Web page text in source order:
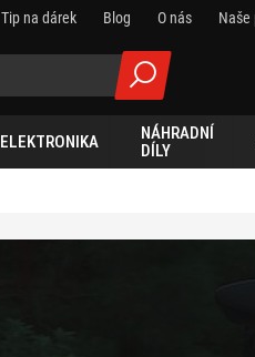
Tip na dárek Blog O nás Naše
ELEKTRONIKA
NÁHRADNÍ
DÍLY